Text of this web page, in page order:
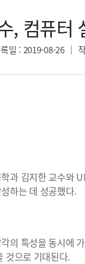
, 컴퓨터
일 : 2019-08-26
과 김지한 교수와
하는 데 성공했다.
의 특성을 동시에
것으로 기대된다.